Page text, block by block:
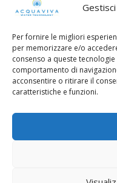
Per fornire le migliori
per memorizzare e/o
consenso a queste
comportamento di
acconsentire o ritirare il
caratteristiche e funzioni.